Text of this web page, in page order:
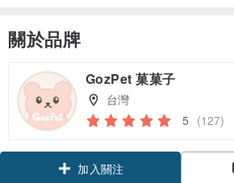
關於品牌
GozPet 菓菓子
台灣
5 (127)
加入關注